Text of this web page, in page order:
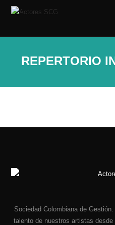
REPERTORIO
Sociedad Colombiana de
talento de nuestros artistas